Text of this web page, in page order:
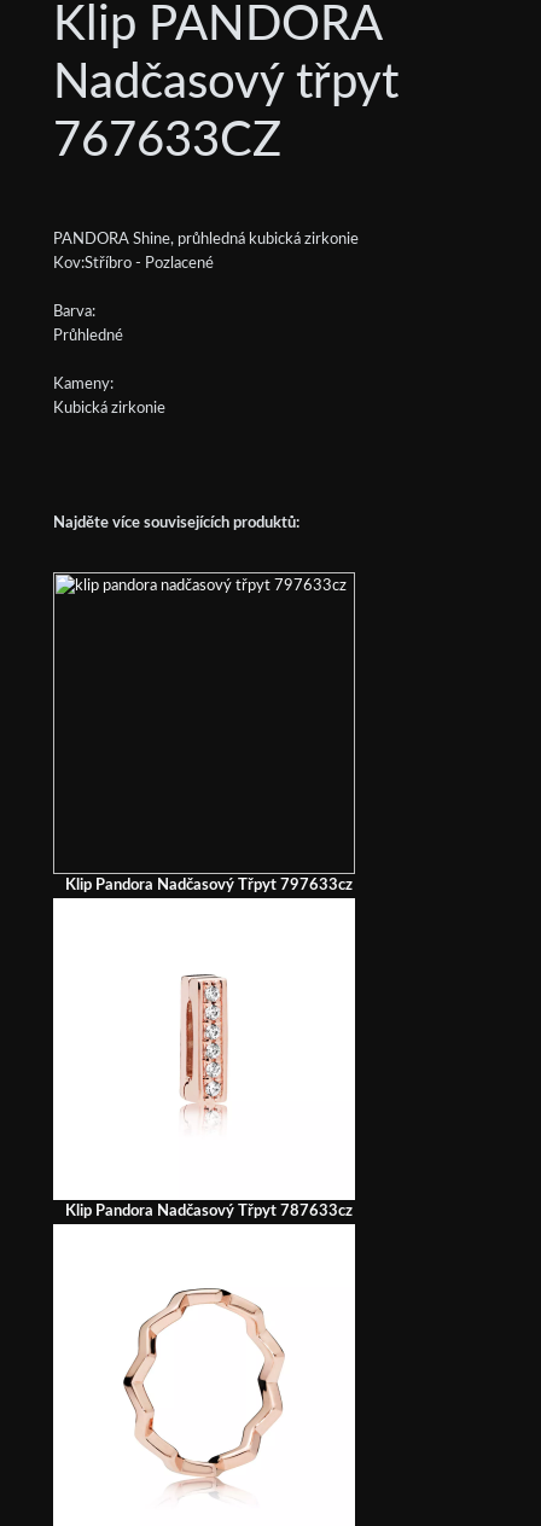
Klip PANDORA
Nadčasový třpyt
767633CZ
PANDORA Shine, průhledná kubická zirkonie
Kov:Stříbro - Pozlacené
Barva:
Průhledné
Kameny:
Kubická zirkonie
Najděte více souvisejících produktů:
Klip Pandora Nadčasový Třpyt 797633cz
Klip Pandora Nadčasový Třpyt 787633cz